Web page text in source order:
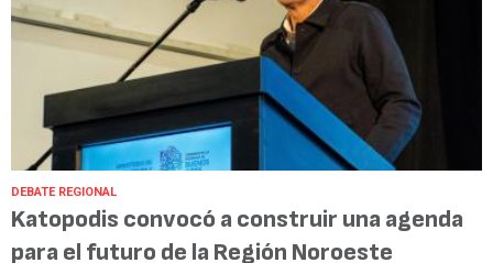
DEBATE REGIONAL
Katopodis convocó a construir una agenda
para el futuro de la Región Noroeste